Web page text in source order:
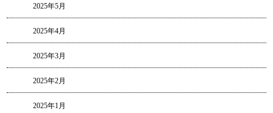
2025年5月
2025年4月
2025年3月
2025年2月
2025年1月